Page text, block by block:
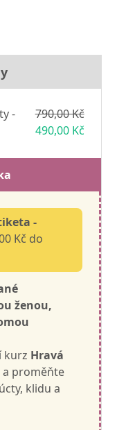
-
790,00 Kč
490,00 Kč
-
Kč do
ženou,
kurz Hravá
a proměňte
klidu a